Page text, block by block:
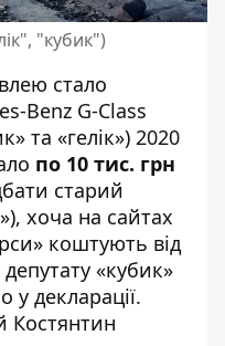
"кубик")
стало
Benz G-Class
та «гелік») 2020
по 10 тис. грн
старий
хоча на сайтах
коштують від
«кубик»
у декларації.
Костянтин